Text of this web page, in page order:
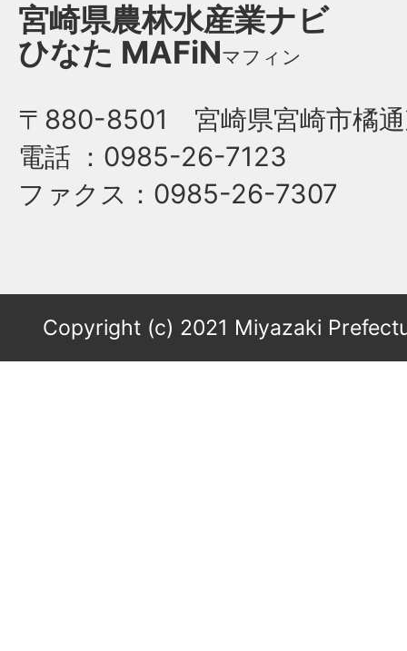
宮崎県農林水産業ナビ
ひなた MAFiNマフィン
〒880-8501 宮崎県宮崎市橘通
電話 ：0985-26-7123
ファクス ：0985-26-7307
Copyright (c) 2021 Miyazaki